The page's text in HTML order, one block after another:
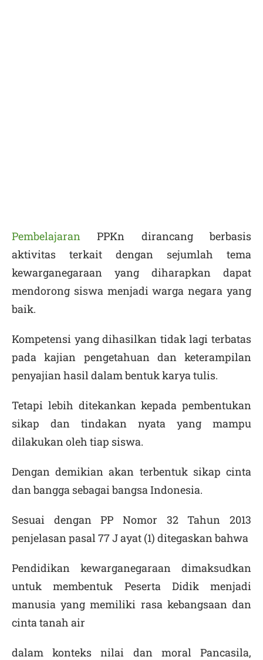
Pembelajaran PPKn dirancang berbasis
aktivitas terkait dengan sejumlah tema
kewarganegaraan yang diharapkan dapat
mendorong siswa menjadi warga negara yang
baik.
Kompetensi yang dihasilkan tidak lagi terbatas
pada kajian pengetahuan dan keterampilan
penyajian hasil dalam bentuk karya tulis.
Tetapi lebih ditekankan kepada pembentukan
sikap dan tindakan nyata yang mampu
dilakukan oleh tiap siswa.
Dengan demikian akan terbentuk sikap cinta
dan bangga sebagai bangsa Indonesia.
Sesuai dengan PP Nomor 32 Tahun 2013
penjelasan pasal 77 J ayat (1) ditegaskan bahwa
Pendidikan kewarganegaraan dimaksudkan
untuk membentuk Peserta Didik menjadi
manusia yang memiliki rasa kebangsaan dan
cinta tanah air
dalam konteks nilai dan moral Pancasila,